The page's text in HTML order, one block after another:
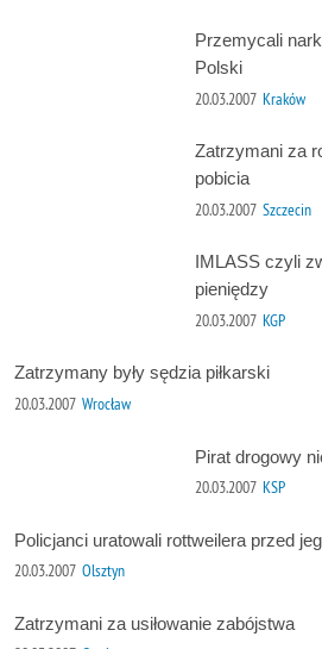
Przemycali
Polski
20.03.2007 Kraków
Zatrzymani za
pobicia
20.03.2007 Szczecin
IMLASS czyli
pieniędzy
20.03.2007 KGP
Zatrzymany były sędzia piłkarski
20.03.2007 Wrocław
Pirat drogowy
20.03.2007 KSP
Policjanci uratowali rottweilera przed
20.03.2007 Olsztyn
Zatrzymani za usiłowanie zabójstwa